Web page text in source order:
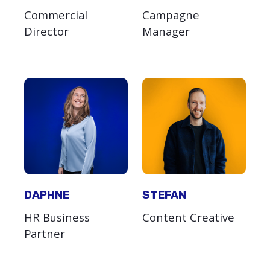
Commercial
Director
Campagne
Manager
DAPHNE
HR Business
Partner
STEFAN
Content Creative